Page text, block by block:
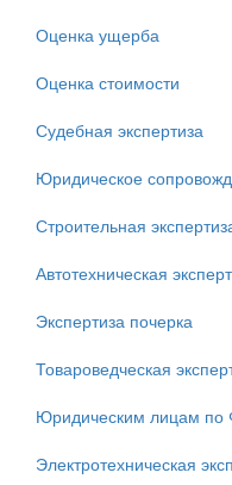
Оценка ущерба
Оценка стоимости
Судебная экспертиза
Юридическое
Строительная
Автотехническая
Экспертиза почерка
Товароведческая
Юридическим лицам по
Электротехническая